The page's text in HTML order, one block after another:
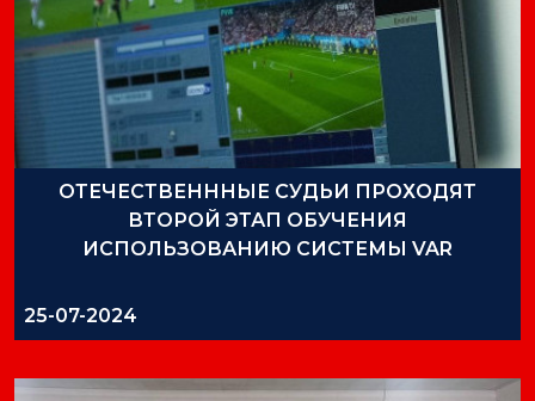
17:52 27-01-2026
ДРУГИЕ НОВОСТИ